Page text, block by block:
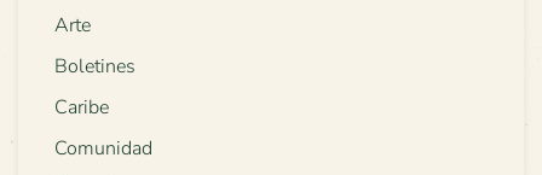
Arte
Boletines
Caribe
Comunidad